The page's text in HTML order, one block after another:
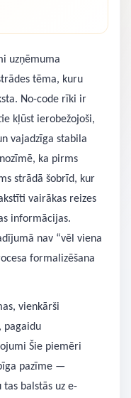
uzņēmuma
tēma, kuru
No-code rīki ir
kļūst ierobežojoši,
vajadzīga stabila
ka pirms
strādā šobrīd, kur
vairākas reizes
informācijas.
nav “vēl viena
formalizēšana
vienkārši
pagaidu
Šie piemēri
pazīme —
tas balstās uz e-